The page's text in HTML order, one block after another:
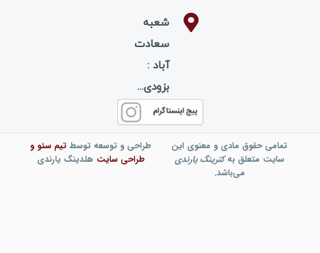
شعبه
سعادت
بزودی...
تمامی حقوق مادی و معنوی این
سایت متعلق بهکترینگ یارندی
می‌باشد.
طراحی و توسعه توسطتیمسئوو
طراحی سایتهلدینگ یارندی